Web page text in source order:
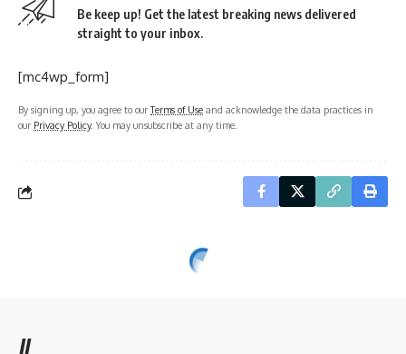
Be keep up! Get the latest breaking news delivered
straight to your inbox.
[mc4wp_form]
By signing up, you agree to ourTerms of Use and acknowledge the data practices in
our Privacy Policy. You may unsubscribe at any time.